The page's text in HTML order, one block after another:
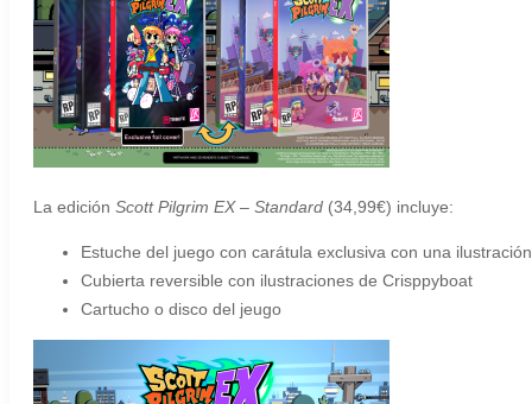
La edición Scott Pilgrim EX – Standard (34,99€) incluye:
Estuche del juego con carátula exclusiva con una
Cubierta reversible con ilustraciones de Crisppyboat
Cartucho o disco del jeugo